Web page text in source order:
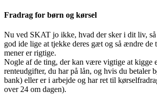
Fradrag for børn og kørsel
Nu ved SKAT jo ikke, hvad der sker i dit liv,
god ide lige at tjekke deres gæt og så ændre de
mener er rigtige.
Nogle af de ting, der kan være vigtige at kigge
renteudgifter, du har på lån, og hvis du betaler
bank) eller er i arbejde og har ret til
over 24 om dagen).